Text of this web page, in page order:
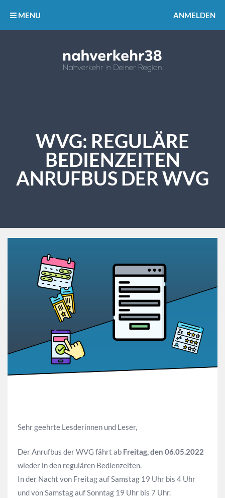
MENU ANMELDEN
WVG: REGULÄRE
BEDIENZEITEN
ANRUFBUS DER WVG
Sehr geehrte Lesderinnen und Leser,
Der Anrufbus der WVG fährt ab Freitag, den 06.05.2022
wieder in den regulären Bedienzeiten.
In der Nacht von Freitag auf Samstag 19 Uhr bis 4 Uhr
und von Samstag auf Sonntag 19 Uhr bis 7 Uhr.